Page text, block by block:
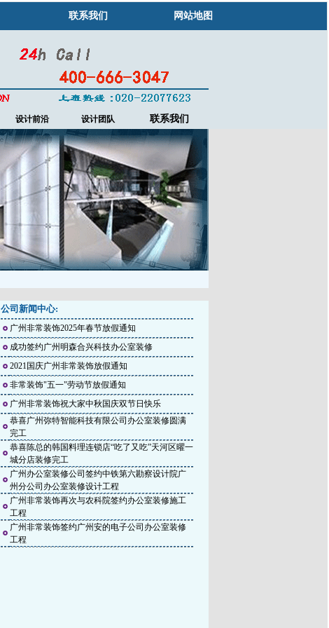
联系我们 网站地图
设计前沿 设计团队 联系我们
公司新闻中心:
广州非常装饰2025年春节放假通知
成功签约广州明森合兴科技办公室装修
2021国庆广州非常装饰放假通知
非常装饰"五一"劳动节放假通知
广州非常装饰祝大家中秋国庆双节日快乐
恭喜广州弥特智能科技有限公司办公室装修圆满
完工
恭喜陈总的韩国料理连锁店“吃了又吃”天河区曜一
城分店装修完工
广州办公室装修公司签约中铁第六勘察设计院广
州分公司办公室装修设计工程
广州非常装饰再次与农科院签约办公室装修施工
工程
广州非常装饰签约广州安的电子公司办公室装修
工程